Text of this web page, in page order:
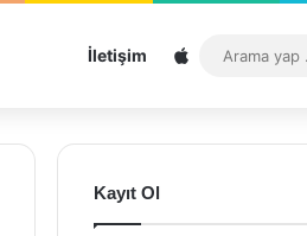
İletişim Sitemap
Kayıt Ol